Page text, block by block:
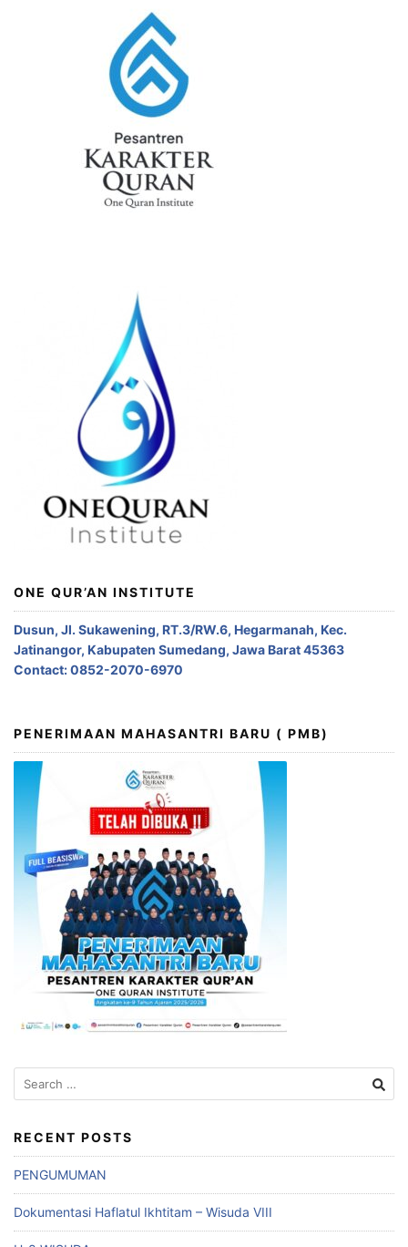
ONE QUR’AN INSTITUTE
Dusun, Jl. Sukawening, RT.3/RW.6, Hegarmanah, Kec.
Jatinangor, Kabupaten Sumedang, Jawa Barat 45363
Contact: 0852-2070-6970
PENERIMAAN MAHASANTRI BARU ( PMB)
Search
for:
RECENT POSTS
PENGUMUMAN
Dokumentasi Haflatul Ikhtitam – Wisuda VIII